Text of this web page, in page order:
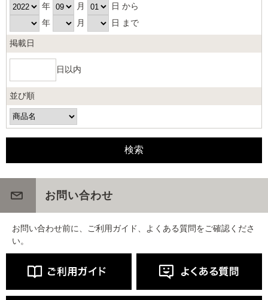
年 月
日 から
年
月 日 まで
掲載日
日以内
並び順
お問い合わせ
お問い合わせ前に、ご利用ガイド、よくある質問をご確認くださ
い。